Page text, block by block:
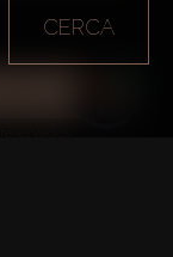
CERCA